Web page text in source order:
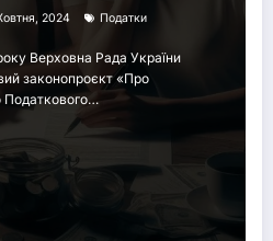
2024 Податки
Верховна Рада України
законопроєкт «Про
Податкового…